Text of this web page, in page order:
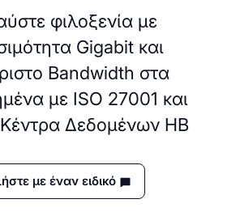
φιλοξενία με
Gigabit και
Bandwidth στα
με ISO 27001 και
Δεδομένων ΗΒ
με έναν ειδικό